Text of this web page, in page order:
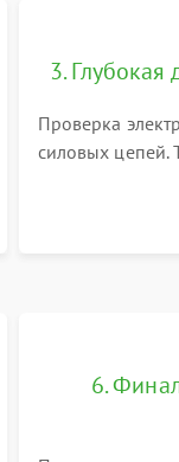
3.
Проверка
силовых цепей.
клапанов,
6.